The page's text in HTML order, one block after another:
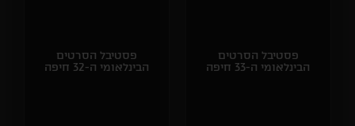
פסטיבל הסרטים
הבינלאומי ה-33 חיפה
פסטיבל הסרטים
הבינלאומי ה-32 חיפה